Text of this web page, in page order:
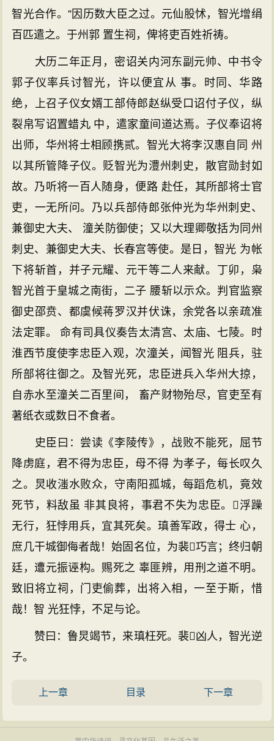
智光合作。”因历数大臣之过。元仙股怵，智光增绢
百匹遣之。于州郭 置生祠，俾将吏百姓祈祷。
大历二年正月，密诏关内河东副元帅、中书令
郭子仪率兵讨智光，许以便宜从 事。时同、华路
绝，上召子仪女婿工部侍郎赵纵受口诏付子仪，纵
裂帛写诏置蜡丸 中，遣家童间道达焉。子仪奉诏将
出师，华州将士相顾携贰。智光大将李汉惠自同 州
以其所管降子仪。贬智光为澧州刺史，散官勋封如
故。乃听将一百人随身，便路 赴任，其所部将士官
吏，一无所问。乃以兵部侍郎张仲光为华州刺史、
兼御史大夫、 潼关防御使；又以大理卿敬括为同州
刺史、兼御史大夫、长春宫等使。是日，智光 为帐
下将斩首，并子元耀、元干等二人来献。丁卯，枭
智光首于皇城之南街，二子 腰斩以示众。判官监察
御史邵贲、都虞候蒋罗汉并伏诛，余党各以亲疏准
法定罪。 命有司具仪奏告太清宫、太庙、七陵。时
淮西节度使李忠臣入观，次潼关，闻智光 阻兵，驻
所部将往御之。及智光死，忠臣进兵入华州大掠，
自赤水至潼关二百里间， 畜产财物殆尽，官吏至有
著纸衣或数日不食者。
史臣曰：尝读《李陵传》，战败不能死，屈节
降虏庭，君不得为忠臣，母不得 为孝子，每长叹久
之。炅收滍水败众，守南阳孤城，每蹈危机，竟效
死节，料敌虽 非其良将，事君不失为忠臣。浮躁
无行，狂悖用兵，宜其死矣。瑱善军政，得士 心，
庶几干城御侮者哉！始固名位，为裴巧言；终归朝
廷，遭元振诬构。赐死之 辜匪辨，用刑之道不明。
致旧将立祠，门吏偷葬，出将入相，一至于斯，惜
哉！智 光狂悖，不足与论。
赞曰：鲁炅竭节，来瑱枉死。裴凶人，智光逆
子。
上一章 目录 下一章